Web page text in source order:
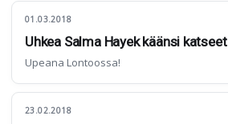
01.03.2018
Uhkea Salma Hayek käänsi katseet
Upeana Lontoossa!
23.02.2018